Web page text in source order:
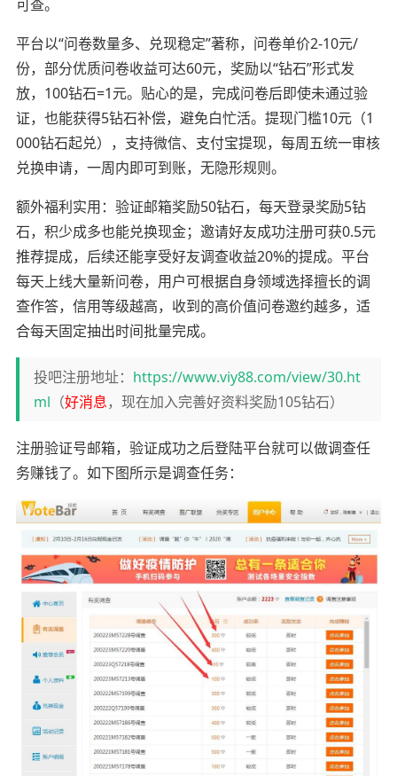
可查。
平台以“问卷数量多、兑现稳定”著称，问卷单价2-10元/
份，部分优质问卷收益可达60元，奖励以“钻石”形式发
放，100钻石=1元。贴心的是，完成问卷后即使未通过验
证，也能获得5钻石补偿，避免白忙活。提现门槛10元（1
000钻石起兑），支持微信、支付宝提现，每周五统一审核
兑换申请，一周内即可到账，无隐形规则。
额外福利实用：验证邮箱奖励50钻石，每天登录奖励5钻
石，积少成多也能兑换现金；邀请好友成功注册可获0.5元
推荐提成，后续还能享受好友调查收益20%的提成。平台
每天上线大量新问卷，用户可根据自身领域选择擅长的调
查作答，信用等级越高，收到的高价值问卷邀约越多，适
合每天固定抽出时间批量完成。
投吧注册地址： https://www.viy88.com/view/30.ht
ml （好消息，现在加入完善好资料奖励105钻石）
注册验证号邮箱，验证成功之后登陆平台就可以做调查任
务赚钱了。如下图所示是调查任务：